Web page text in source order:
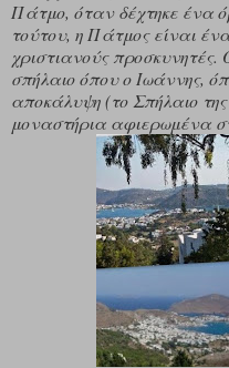
Πάτμο, όταν δέχτηκε ένα
τούτου, η Πάτμος είναι
χριστιανούς προσκυνητές.
σπήλαιο όπου ο Ιωάννης,
αποκάλυψη (το Σπήλαιο
μοναστήρια αφιερωμένα